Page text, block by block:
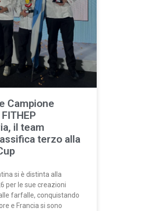
Campione
il team
terzo alla
si è distinta alla
per le sue creazioni
farfalle, conquistando
e Francia si sono